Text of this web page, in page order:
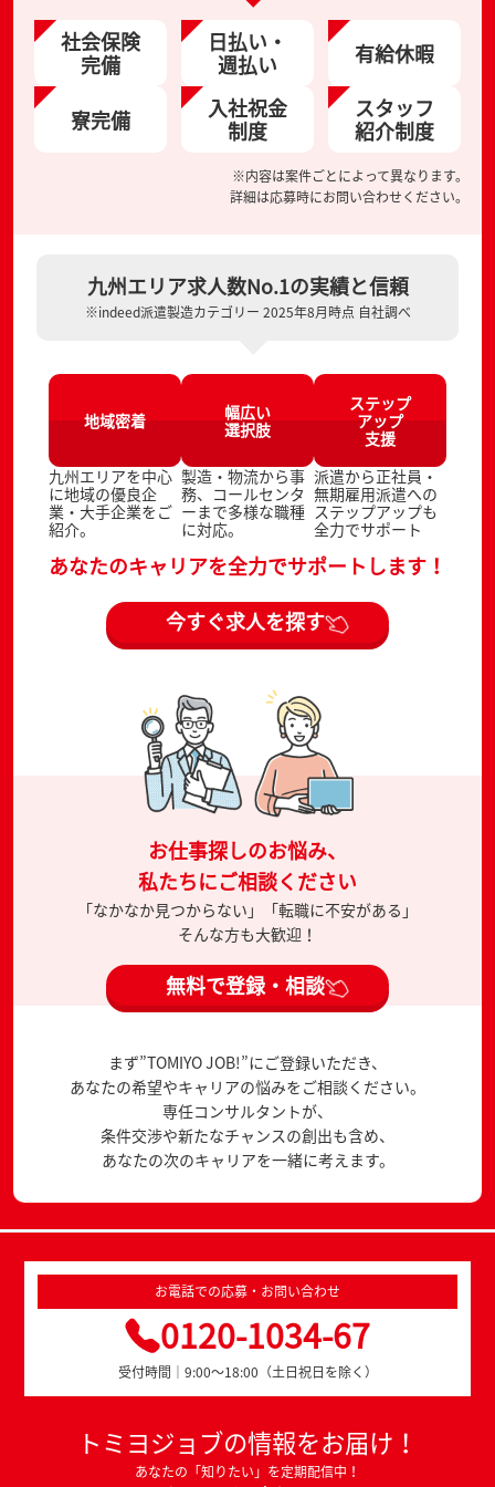
社会保険
完備
日払い・
週払い 有給休暇
寮完備 入社祝金
制度
スタッフ
紹介制度
※内容は案件ごとによって異なります。
詳細は応募時にお問い合わせください。
九州エリア求人数No.1の実績と信頼
※indeed派遣製造カテゴリー 2025年8月時点 自社調べ
地域密着
九州エリアを中心
に地域の優良企
業・大手企業をご
紹介。
幅広い
選択肢
製造・物流から事
務、コールセンタ
ーまで多様な職種
に対応。
ステップ
アップ
支援
派遣から正社員・
無期雇用派遣への
ステップアップも
全力でサポート
あなたのキャリアを全力でサポートします！
今すぐ求人を探す
お仕事探しのお悩み、
私たちにご相談ください
「なかなか見つからない」「転職に不安がある」
そんな方も大歓迎！
無料で登録・相談
まず”TOMIYO JOB!”にご登録いただき、
あなたの希望やキャリアの悩みをご相談ください。
専任コンサルタントが、
条件交渉や新たなチャンスの創出も含め、
あなたの次のキャリアを一緒に考えます。
お電話での応募・お問い合わせ
0120-1034-67
受付時間｜9:00～18:00（土日祝日を除く）
トミヨジョブの情報をお届け！
あなたの「知りたい」を定期配信中！